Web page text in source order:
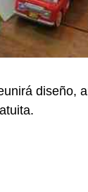
diseño,